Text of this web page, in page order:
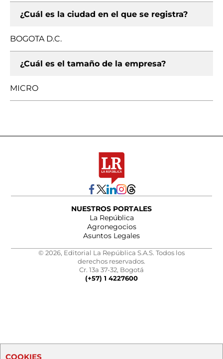
¿Cuál es la ciudad en el que se registra?
BOGOTA D.C.
¿Cuál es el tamaño de la empresa?
MICRO
NUESTROS PORTALES
La República
Agronegocios
Asuntos Legales
© 2026, Editorial La República S.A.S. Todos los
derechos reservados.
Cr. 13a 37-32, Bogotá
(+57) 1 4227600
COOKIES